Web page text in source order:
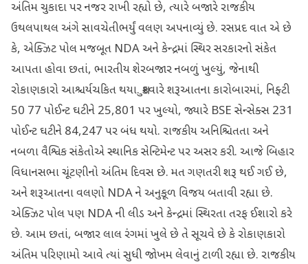
અંતિમ ચુકાદા પર નજર રાખી રહ્યો છે, ત્યારે બજારે રાજકીય
ઉથલપાથલ અંગે સાવચેતીભર્યું વલણ અપનાવ્યું છે. રસપ્રદ વાત એ છે
કે, એક્ઝિટ પોલ મજબૂત NDA અને કેન્દ્રમાં સ્થિર સરકારનો સંકેત
આપતા હોવા છતાં, ભારતીય શેરબજાર નબળું ખુલ્યું, જેનાથી
રોકાણકારો આશ્ચર્યચકિત થયા. શુક્રવારે શરૂઆતના કારોબારમાં, નિફ્ટી
50 77 પોઈન્ટ ઘટીને 25,801 પર ખુલ્યો, જ્યારે BSE સેન્સેક્સ 231
પોઈન્ટ ઘટીને 84,247 પર બંધ થયો. રાજકીય અનિશ્ચિતતા અને
નબળા વૈશ્વિક સંકેતોએ સ્થાનિક સેન્ટિમેન્ટ પર અસર કરી. આજે બિહાર
વિધાનસભા ચૂંટણીનો અંતિમ દિવસ છે. મત ગણતરી શરૂ થઈ ગઈ છે,
અને શરૂઆતના વલણો NDA ને અનુકૂળ વિજય બતાવી રહ્યા છે.
એક્ઝિટ પોલ પણ NDA ની લીડ અને કેન્દ્રમાં સ્થિરતા તરફ ઈશારો કરે
છે. આમ છતાં, બજાર લાલ રંગમાં ખુલે છે તે સૂચવે છે કે રોકાણકારો
અંતિમ પરિણામો આવે ત્યાં સુધી જોખમ લેવાનું ટાળી રહ્યા છે. રાજકીય